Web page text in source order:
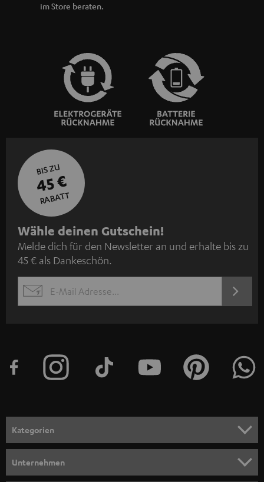
im Store beraten.
BIS ZU
45 €
RABATT
N
e
w
s
l
e
n
m
e
l
Wähle deinen Gutschein!
Melde dich für den Newsletter an und erhalte bis zu
45 € als Dankeschön.
EMAIL
JETZT
Kategorien
Unternehmen